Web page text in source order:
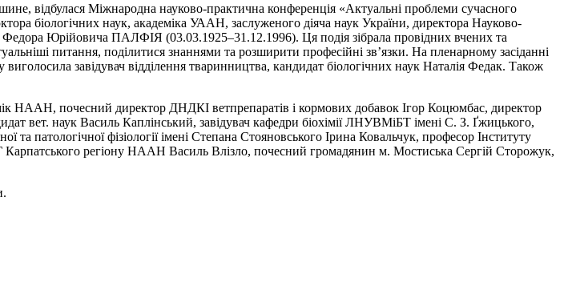
відбулася Міжнародна науково-практична конференція «Актуальні проблеми сучасного
біологічних наук, академіка УААН, заслуженого діяча наук України, директора Науково-
Федора Юрійовича ПАЛФІЯ (03.03.1925–31.12.1996). Ця подія зібрала провідних вчених та
питання, поділитися знаннями та розширити професійні зв’язки. На пленарному засіданні
завідувач відділення тваринництва, кандидат біологічних наук Наталія Федак. Також
НААН, почесний директор ДНДКІ ветпрепаратів і кормових добавок Ігор Коцюмбас, директор
наук Василь Каплінський, завідувач кафедри біохімії ЛНУВМіБТ імені С. З. Ґжицького,
патологічної фізіології імені Степана Стояновського Ірина Ковальчук, професор Інституту
регіону НААН Василь Влізло, почесний громадянин м. Мостиська Сергій Сторожук,